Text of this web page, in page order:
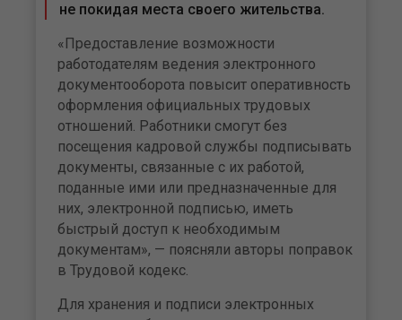
не покидая места своего жительства.
«Предоставление возможности
работодателям ведения электронного
документооборота повысит оперативность
оформления официальных трудовых
отношений. Работники смогут без
посещения кадровой службы подписывать
документы, связанные с их работой,
поданные ими или предназначенные для
них, электронной подписью, иметь
быстрый доступ к необходимым
документам», — поясняли авторы поправок
в Трудовой кодекс.
Для хранения и подписи электронных